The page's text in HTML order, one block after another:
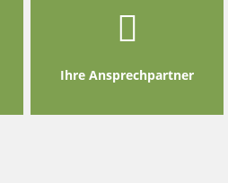
Ihre Ansprechpartner